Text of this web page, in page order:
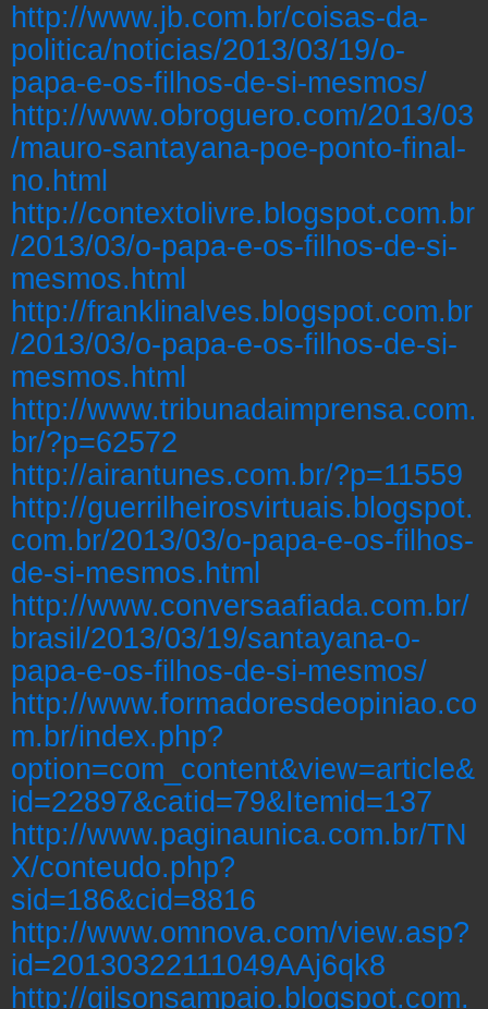
http://www.jb.com.br/coisas-da-
politica/noticias/2013/03/19/o-
papa-e-os-filhos-de-si-mesmos/
http://www.obroguero.com/2013/03
/mauro-santayana-poe-ponto-final-
no.html
http://contextolivre.blogspot.com.br
/2013/03/o-papa-e-os-filhos-de-si-
mesmos.html
http://franklinalves.blogspot.com.br
/2013/03/o-papa-e-os-filhos-de-si-
mesmos.html
http://www.tribunadaimprensa.com.
br/?p=62572
http://airantunes.com.br/?p=11559
http://guerrilheirosvirtuais.blogspot.
com.br/2013/03/o-papa-e-os-filhos-
de-si-mesmos.html
http://www.conversaafiada.com.br/
brasil/2013/03/19/santayana-o-
papa-e-os-filhos-de-si-mesmos/
http://www.formadoresdeopiniao.co
m.br/index.php?
option=com_content&view=article&
id=22897&catid=79&Itemid=137
http://www.paginaunica.com.br/TN
X/conteudo.php?
sid=186&cid=8816
http://www.omnova.com/view.asp?
id=20130322111049AAj6qk8
http://gilsonsampaio.blogspot.com.